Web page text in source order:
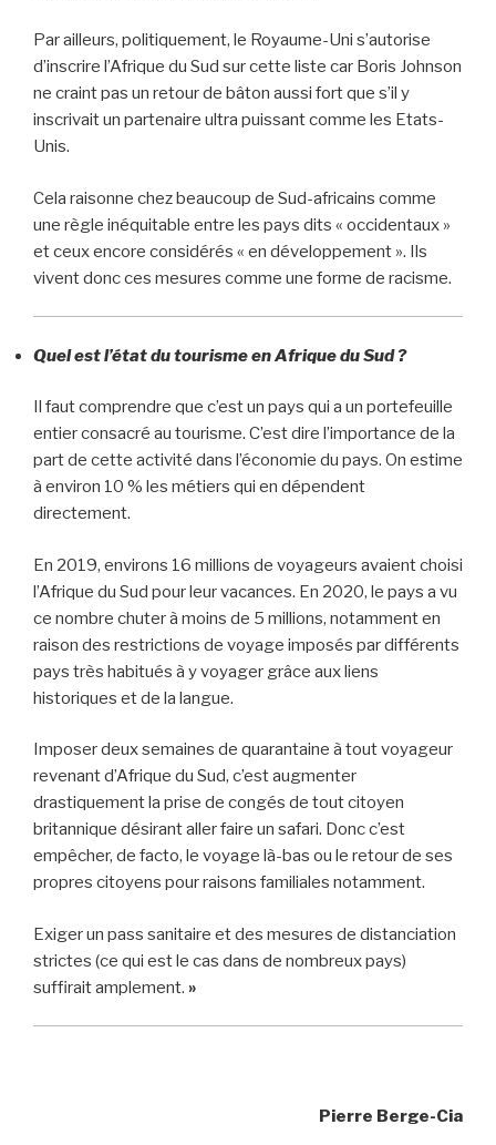
Par ailleurs, politiquement, le Royaume-Uni s’autorise
d’inscrire l’Afrique du Sud sur cette liste car Boris Johnson
ne craint pas un retour de bâton aussi fort que s’il y
inscrivait un partenaire ultra puissant comme les Etats-
Unis.
Cela raisonne chez beaucoup de Sud-africains comme
une règle inéquitable entre les pays dits « occidentaux »
et ceux encore considérés « en développement ». Ils
vivent donc ces mesures comme une forme de racisme.
Quel est l’état du tourisme en Afrique du Sud ?
Il faut comprendre que c’est un pays qui a un portefeuille
entier consacré au tourisme. C’est dire l’importance de la
part de cette activité dans l’économie du pays. On estime
à environ 10 % les métiers qui en dépendent
directement.
En 2019, environs 16 millions de voyageurs avaient choisi
l’Afrique du Sud pour leur vacances. En 2020, le pays a vu
ce nombre chuter à moins de 5 millions, notamment en
raison des restrictions de voyage imposés par différents
pays très habitués à y voyager grâce aux liens
historiques et de la langue.
Imposer deux semaines de quarantaine à tout voyageur
revenant d’Afrique du Sud, c’est augmenter
drastiquement la prise de congés de tout citoyen
britannique désirant aller faire un safari. Donc c’est
empêcher, de facto, le voyage là-bas ou le retour de ses
propres citoyens pour raisons familiales notamment.
Exiger un pass sanitaire et des mesures de distanciation
strictes (ce qui est le cas dans de nombreux pays)
suffirait amplement. »
Pierre Berge-Cia